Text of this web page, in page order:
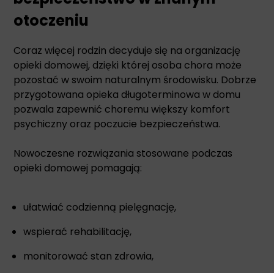
otoczeniu
Coraz więcej rodzin decyduje się na organizację
opieki domowej, dzięki której osoba chora może
pozostać w swoim naturalnym środowisku. Dobrze
przygotowana opieka długoterminowa w domu
pozwala zapewnić choremu większy komfort
psychiczny oraz poczucie bezpieczeństwa.
Nowoczesne rozwiązania stosowane podczas
opieki domowej pomagają:
ułatwiać codzienną pielęgnację,
wspierać rehabilitację,
monitorować stan zdrowia,